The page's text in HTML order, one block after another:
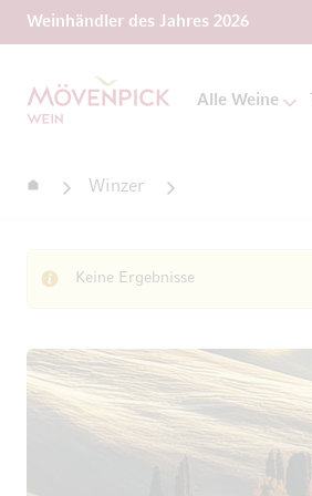
Weinhändler des Jahres 2026
Zur Startseite
Alle Weine
StartseiteWinzer
Keine Ergebnisse